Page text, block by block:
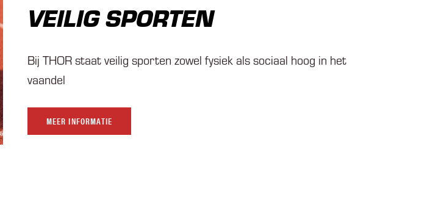
VEILIG SPORTEN
Bij THOR staat veilig sporten zowel fysiek als sociaal hoog in het
vaandel
MEER INFORMATIE